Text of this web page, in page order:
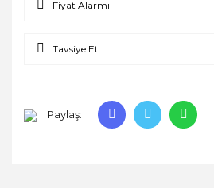
Fiyat Alarmı
Tavsiye Et
Paylaş: